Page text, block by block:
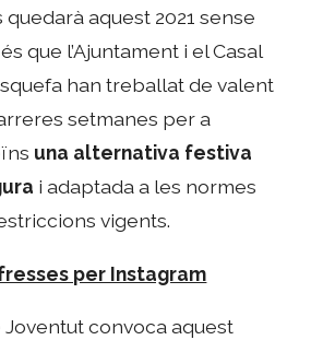
aquest 2021 sense
és que l’Ajuntament i el Casal
han treballat de valent
setmanes per a
una alternativa festiva
i adaptada a les normes
vigents.
per Instagram
Joventut convoca aquest